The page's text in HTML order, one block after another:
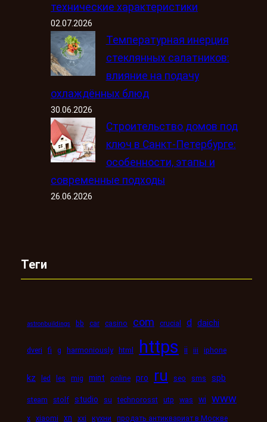
технические характеристики
02.07.2026
Температурная инерция
стеклянных салатников:
влияние на подачу
охлаждённых блюд
30.06.2026
Строительство домов под
ключ в Санкт-Петербурге:
особенности, этапы и
современные подходы
26.06.2026
Теги
astronbuildings bb car casino com crucial d daichi
dveri fi g harmoniously html https ii iii iphone
kz led les mig mint online pro ru seo sms spb
steam stolf studio su technorosst utp was wi www
x xiaomi xn xxi кухни продать антиквариат в Москве